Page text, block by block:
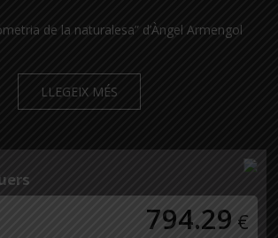
de la naturalesa” d’Àngel Armengol
LLEGEIX MÉS
794.29 €